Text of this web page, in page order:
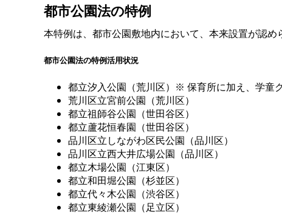
都市公園法の特例
本特例は、都市公園敷地内において、本来設置が認
都市公園法の特例活用状況
都立汐入公園（荒川区）※ 保育所に加え、学童
荒川区立宮前公園（荒川区）
都立祖師谷公園（世田谷区）
都立蘆花恒春園（世田谷区）
品川区立しながわ区民公園（品川区）
品川区立西大井広場公園（品川区）
都立木場公園（江東区）
都立和田堀公園（杉並区）
都立代々木公園（渋谷区）
都立東綾瀬公園（足立区）